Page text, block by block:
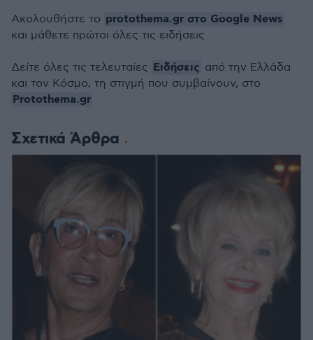
Σχετικά Άρθρα
Ακολουθήστε το protothema.gr στο Google News
και μάθετε πρώτοι όλες τις ειδήσεις
Δείτε όλες τις τελευταίες Ειδήσεις από την Ελλάδα
και τον Κόσμο, τη στιγμή που συμβαίνουν, στο
Protothema.gr